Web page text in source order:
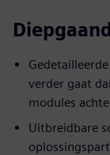
verder gaat
modules
Uitbreidbare